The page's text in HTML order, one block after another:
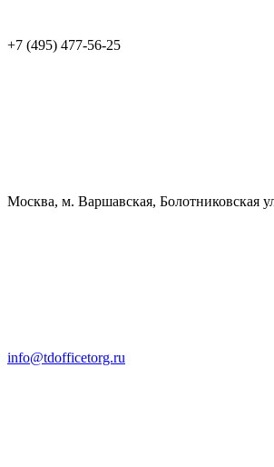
+7 (495) 477-56-25
Москва, м. Варшавская, Болотниковская
info@tdofficetorg.ru